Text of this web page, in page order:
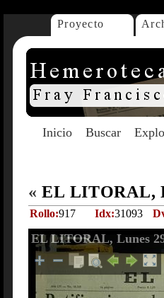
Proyecto
Inicio Buscar
« EL LITORAL,
Rollo:917 Idx:31093
EL LITORAL, Lunes